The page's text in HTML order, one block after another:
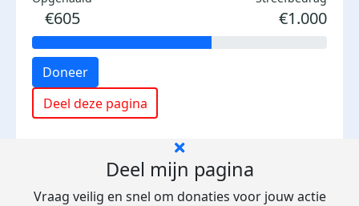
€605 €1.000
Doneer
Deel deze pagina
Deel mijn pagina
Vraag veilig en snel om donaties voor jouw actie